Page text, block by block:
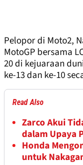
Pelopor di Moto2,
MotoGP bersama
20 di kejuaraan
ke-13 dan ke-10
Read Also
Zarco Akui
dalam Upaya
Honda
untuk